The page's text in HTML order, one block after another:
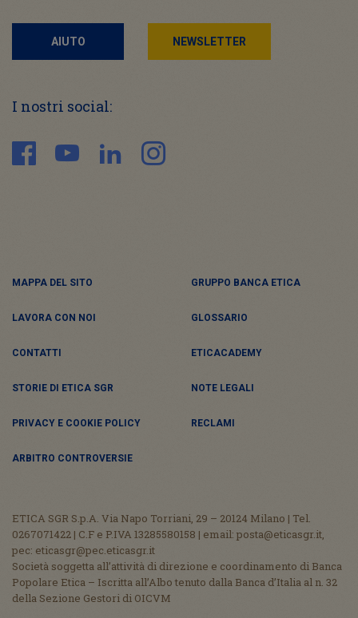
AIUTO NEWSLETTER
I nostri social:
MAPPA DEL SITO GRUPPO BANCA ETICA
LAVORA CON NOI GLOSSARIO
CONTATTI ETICACADEMY
STORIE DI ETICA SGR NOTE LEGALI
PRIVACY E COOKIE POLICY RECLAMI
ARBITRO CONTROVERSIE
ETICA SGR S.p.A. Via Napo Torriani, 29 – 20124 Milano | Tel.
0267071422 | C.F e P.IVA 13285580158 | email: posta@eticasgr.it,
pec: eticasgr@pec.eticasgr.it
Società soggetta all’attività di direzione e coordinamento di Banca
Popolare Etica – Iscritta all’Albo tenuto dalla Banca d’Italia al n. 32
della Sezione Gestori di OICVM